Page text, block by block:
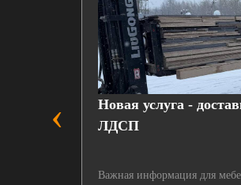
Новая услуга -
ЛДСП
Важная информация для
‹